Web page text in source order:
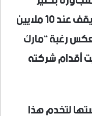
هدفها الأولي السابق الذي كان يقف عند 10 ملايين
رغبة “مارك
أقدام شركته
لتخدم هذا